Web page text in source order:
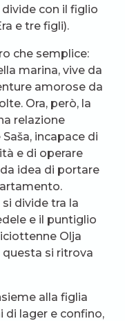
con il figlio
e tre figli).
che semplice:
marina, vive da
amorose da
Ora, però, la
relazione
incapace di
e di operare
idea di portare
si divide tra la
e il puntiglio
Olja
si ritrova
alla figlia
di lager e confino,